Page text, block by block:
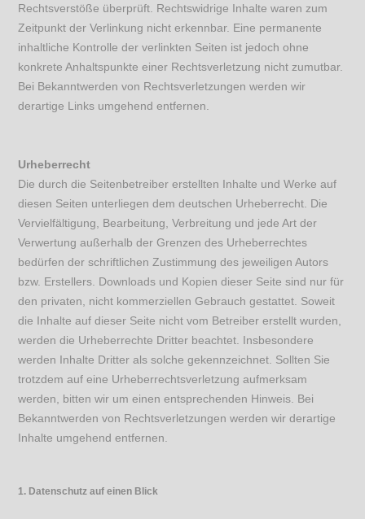
Rechtsverstöße überprüft. Rechtswidrige Inhalte waren zum
Zeitpunkt der Verlinkung nicht erkennbar. Eine permanente
inhaltliche Kontrolle der verlinkten Seiten ist jedoch ohne
konkrete Anhaltspunkte einer Rechtsverletzung nicht zumutbar.
Bei Bekanntwerden von Rechtsverletzungen werden wir
derartige Links umgehend entfernen.
Urheberrecht
Die durch die Seitenbetreiber erstellten Inhalte und Werke auf
diesen Seiten unterliegen dem deutschen Urheberrecht. Die
Vervielfältigung, Bearbeitung, Verbreitung und jede Art der
Verwertung außerhalb der Grenzen des Urheberrechtes
bedürfen der schriftlichen Zustimmung des jeweiligen Autors
bzw. Erstellers. Downloads und Kopien dieser Seite sind nur für
den privaten, nicht kommerziellen Gebrauch gestattet. Soweit
die Inhalte auf dieser Seite nicht vom Betreiber erstellt wurden,
werden die Urheberrechte Dritter beachtet. Insbesondere
werden Inhalte Dritter als solche gekennzeichnet. Sollten Sie
trotzdem auf eine Urheberrechtsverletzung aufmerksam
werden, bitten wir um einen entsprechenden Hinweis. Bei
Bekanntwerden von Rechtsverletzungen werden wir derartige
Inhalte umgehend entfernen.
1. Datenschutz auf einen Blick